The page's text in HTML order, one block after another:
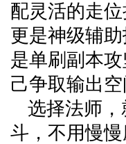
配灵活的走
更是神级辅
是单刷副本
己争取输出空
选择法师
斗，不用慢